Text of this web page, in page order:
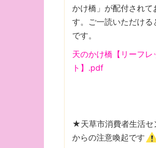
かけ橋」が配付されて
す。ご一読いただける
です。
天のかけ橋【リーフレ
ト】.pdf
★天草市消費者生活セ
からの注意喚起です